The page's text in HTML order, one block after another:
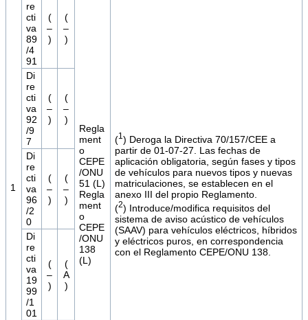
1
Regla
ment
o
CEPE
/ONU
51 (L)
Regla
ment
o
CEPE
/ONU
138
(L)
(1) Deroga la Directiva 70/157/CEE a
partir de 01-07-27. Las fechas de
aplicación obligatoria, según fases y tipos
de vehículos para nuevos tipos y nuevas
matriculaciones, se establecen en el
anexo III del propio Reglamento.
(2) Introduce/modifica requisitos del
sistema de aviso acústico de vehículos
(SAAV) para vehículos eléctricos, híbridos
y eléctricos puros, en correspondencia
con el Reglamento CEPE/ONU 138.
re
cti
va
89
/4
91
(
–
)
(
–
)
Di
re
cti
va
92
/9
7
(
–
)
(
–
)
Di
re
cti
va
96
/2
0
(
–
)
(
–
)
Di
re
cti
va
19
99
/1
01
(
–
)
(
A
)